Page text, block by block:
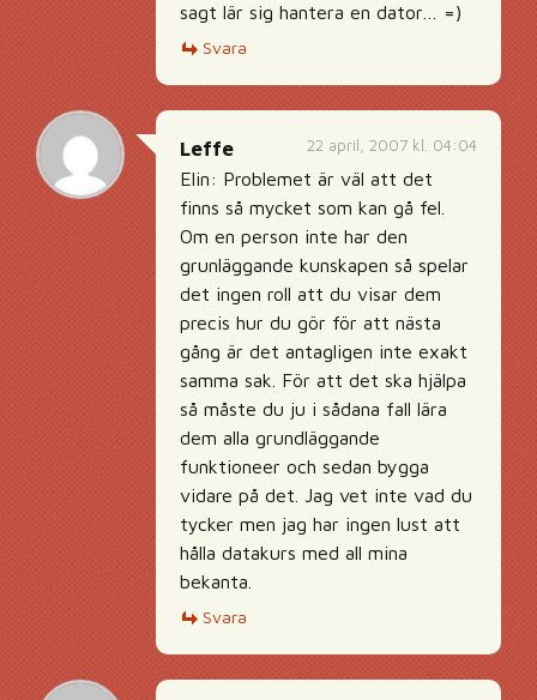
sagt lär sig hantera en dator… =)
Svara
22 april, 2007 kl. 04:04
Leffe
Elin: Problemet är väl att det
finns så mycket som kan gå fel.
Om en person inte har den
grunläggande kunskapen så spelar
det ingen roll att du visar dem
precis hur du gör för att nästa
gång är det antagligen inte exakt
samma sak. För att det ska hjälpa
så måste du ju i sådana fall lära
dem alla grundläggande
funktioneer och sedan bygga
vidare på det. Jag vet inte vad du
tycker men jag har ingen lust att
hålla datakurs med all mina
bekanta.
Svara